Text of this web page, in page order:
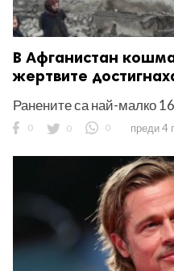
В Афганистан
жертвите
Ранените са най-малко
0 0 0 преди 4